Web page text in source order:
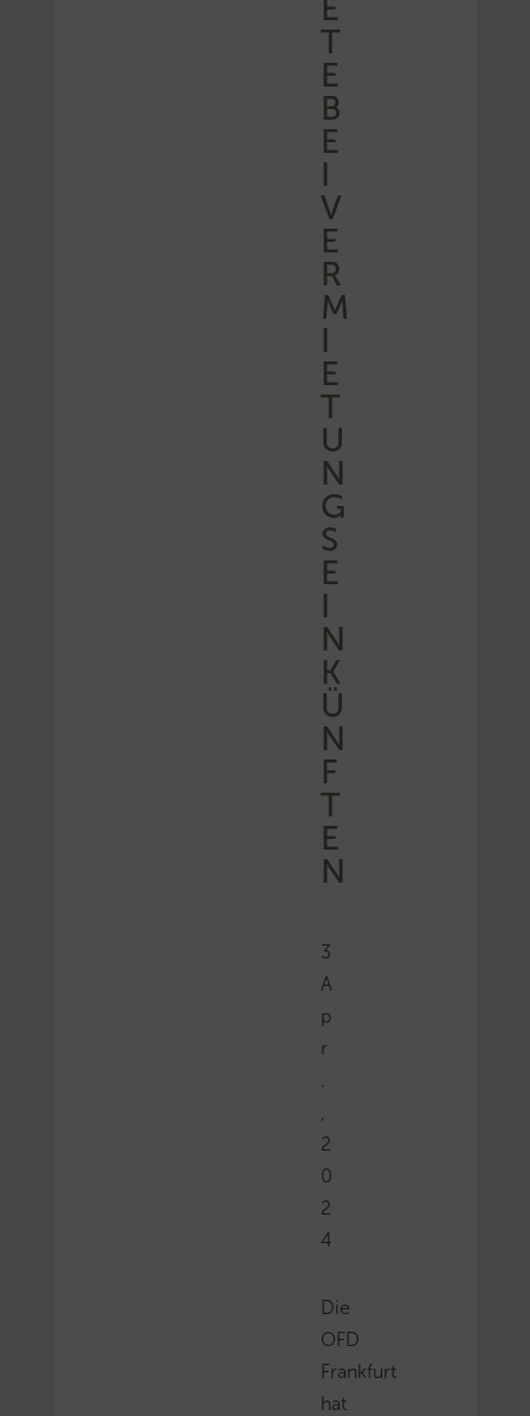
E
T
E
B
E
I
V
E
R
M
I
E
T
U
N
G
S
E
I
N
K
Ü
N
F
T
E
N
3
A
p
r
.
,
2
0
2
4
Die
OFD
Frankfurt
hat